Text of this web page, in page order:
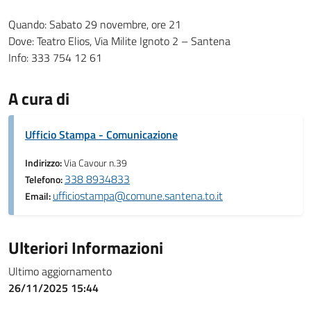
Quando: Sabato 29 novembre, ore 21
Dove: Teatro Elios, Via Milite Ignoto 2 – Santena
Info: 333 754 12 61
A cura di
Ufficio Stampa - Comunicazione
Indirizzo:Via Cavour n.39
Telefono:338 8934833
Email:ufficiostampa@comune.santena.to.it
Ulteriori Informazioni
Ultimo aggiornamento
26/11/2025 15:44